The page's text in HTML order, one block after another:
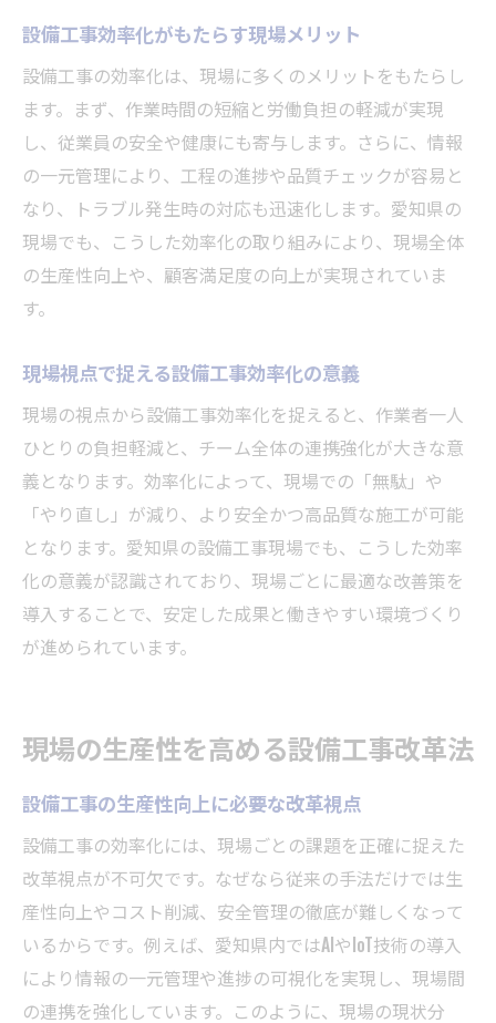
省力化機器が支える設備工事効率化の新常
設備工事効率化と働き方改革の最新動向
作業分担見直しで叶える設備工事効率化
設備工事現場で注目の負担軽減テクノロジ
ー
設備工事効率化がもたらす現場メリット
設備工事の効率化は、現場に多くのメリットをもたらし
ます。まず、作業時間の短縮と労働負担の軽減が実現
し、従業員の安全や健康にも寄与します。さらに、情報
の一元管理により、工程の進捗や品質チェックが容易と
なり、トラブル発生時の対応も迅速化します。愛知県の
現場でも、こうした効率化の取り組みにより、現場全体
の生産性向上や、顧客満足度の向上が実現されていま
す。
現場視点で捉える設備工事効率化の意義
現場の視点から設備工事効率化を捉えると、作業者一人
ひとりの負担軽減と、チーム全体の連携強化が大きな意
義となります。効率化によって、現場での「無駄」や
「やり直し」が減り、より安全かつ高品質な施工が可能
となります。愛知県の設備工事現場でも、こうした効率
化の意義が認識されており、現場ごとに最適な改善策を
導入することで、安定した成果と働きやすい環境づくり
が進められています。
現場の生産性を高める設備工事改革法
設備工事の生産性向上に必要な改革視点
設備工事の効率化には、現場ごとの課題を正確に捉えた
改革視点が不可欠です。なぜなら従来の手法だけでは生
産性向上やコスト削減、安全管理の徹底が難しくなって
いるからです。例えば、愛知県内ではAIやIoT技術の導入
により情報の一元管理や進捗の可視化を実現し、現場間
の連携を強化しています。このように、現場の現状分